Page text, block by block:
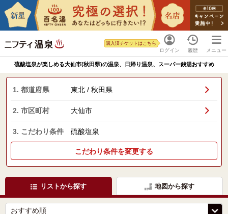
ログイン
購入済チケットはこちら
履歴 メニュー
硫酸塩泉が楽しめる大仙市(秋田県)の温泉、日帰り温泉、スーパー銭湯おすすめ
1. 都道府県 東北 / 秋田県
2. 市区町村 大仙市
3. こだわり条件 硫酸塩泉
こだわり条件を変更する
リストから探す 地図から探す